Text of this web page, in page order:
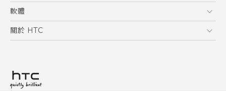
訂單管理
付款方式
到府收送維修服務
服務中心資訊
客戶服務佈告欄
軟體
應用程式
HTC Sync Manager
關於 HTC
投資人